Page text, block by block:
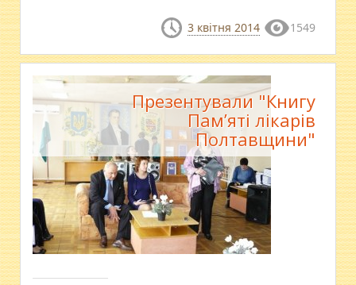
3 квітня 2014 1549
Презентували "Книгу
Пам’яті лікарів
Полтавщини"